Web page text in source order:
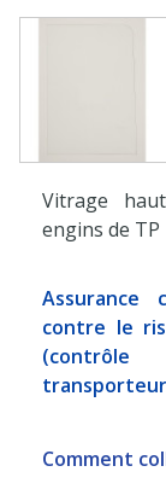
Vitrage
engins de TP
Assurance
contre le
Comment